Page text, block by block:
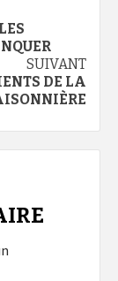
SUIVANT
DE LA